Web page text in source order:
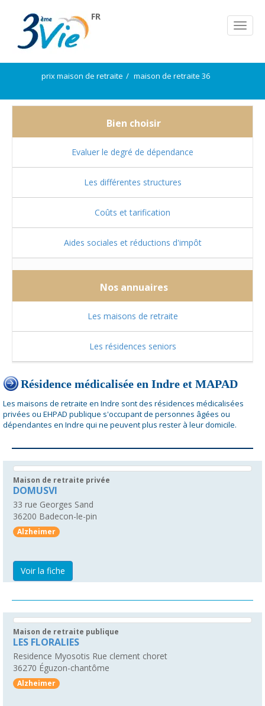
FR
prix maison de retraite maison de retraite 36
Bien choisir
Evaluer le degré de dépendance
Les différentes structures
Coûts et tarification
Aides sociales et réductions d'impôt
Nos annuaires
Les maisons de retraite
Les résidences seniors
Résidence médicalisée en Indre et MAPAD
Les maisons de retraite en Indre sont des résidences médicalisées
privées ou EHPAD publique s'occupant de personnes âgées ou
dépendantes en Indre qui ne peuvent plus rester à leur domicile.
Maison de retraite privée
DOMUSVI
33 rue Georges Sand
36200 Badecon-le-pin
Alzheimer
Voir la fiche
Maison de retraite publique
LES FLORALIES
Residence Myosotis Rue clement choret
36270 Éguzon-chantôme
Alzheimer